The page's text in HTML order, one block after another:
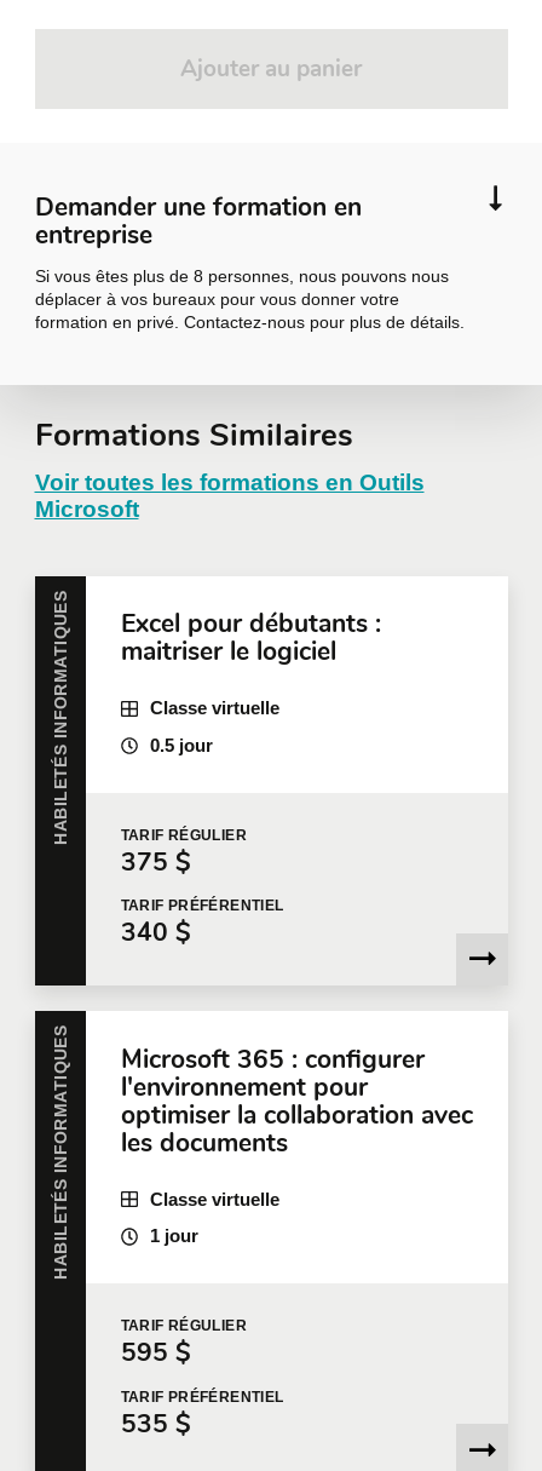
Exporter la présentation en format
vidéo pour un partage simplifié
pour livrer une intervention fluide et
professionnelle.
Points abordés :
Utiliser les outils d'annotation et de
navigation en cours de présentation
Ajouter au panier
Demander une formation en
entreprise
Si vous êtes plus de 8 personnes, nous pouvons nous
déplacer à vos bureaux pour vous donner votre
formation en privé. Contactez-nous pour plus de détails.
Demander une
formation en
Toutes nos formations peuvent être offertes en
entreprise et personnalisées selon vos besoins.
Pour plus d'information, nous vous invitons à
communiquer avec nous
ou à remplir une demande
de soumission en ligne.
Prénom
Courriel
Téléphone Poste
Entreprise
Nombre de participants*
Formations Similaires
Voir toutes les formations en Outils
Microsoft
HABILETÉS INFORMATIQUES Excel pour débutants :
maitriser le logiciel
Classe virtuelle
0.5 jour
TARIF RÉGULIER
375 $
TARIF PRÉFÉRENTIEL
340 $
HABILETÉS INFORMATIQUES Microsoft 365 : configurer
l'environnement pour
optimiser la collaboration avec
les documents
Classe virtuelle
1 jour
TARIF RÉGULIER
595 $
TARIF PRÉFÉRENTIEL
535 $